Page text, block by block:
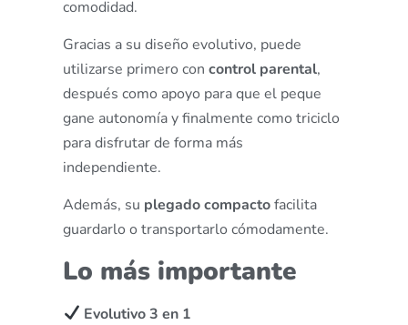
comodidad.
Gracias a su diseño evolutivo, puede
utilizarse primero concontrol parental,
después como apoyo para que el peque
gane autonomía y finalmente como triciclo
para disfrutar de forma más
independiente.
Además, su plegado compactofacilita
guardarlo o transportarlo cómodamente.
Lo más importante
Evolutivo 3 en 1